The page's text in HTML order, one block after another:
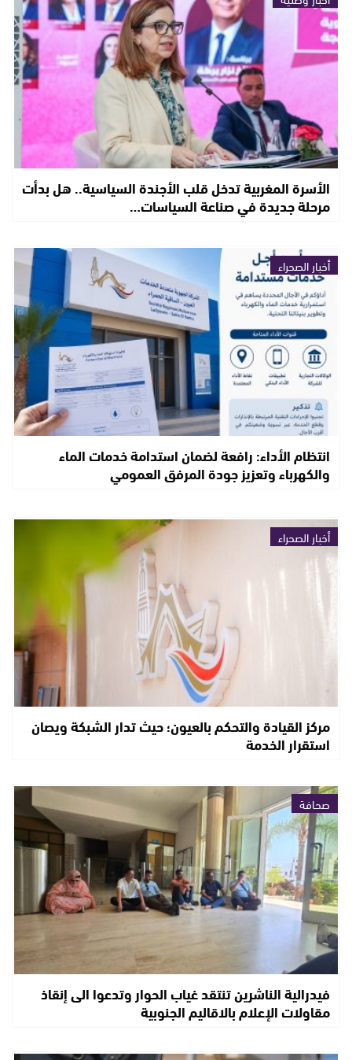
الأسرة المغربية تدخل قلب الأجندة السياسية.. هل بدأت
مرحلة جديدة في صناعة السياسات…
أخبار الصحراء
انتظام الأداء: رافعة لضمان استدامة خدمات الماء
والكهرباء وتعزيز جودة المرفق العمومي
أخبار الصحراء
مركز القيادة والتحكم بالعيون؛ حيث تدار الشبكة ويصان
استقرار الخدمة
صحافة
فيدرالية الناشرين تنتقد غياب الحوار وتدعوا الى إنقاذ
مقاولات الإعلام بالاقاليم الجنوبية